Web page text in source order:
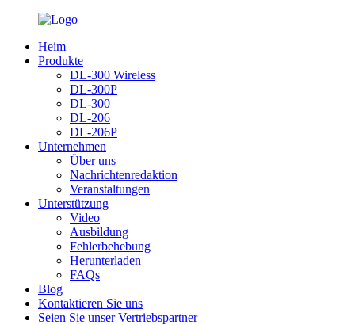
Heim
Produkte
DL-300 Wireless
DL-300P
DL-300
DL-206
DL-206P
Unternehmen
Über uns
Nachrichtenredaktion
Veranstaltungen
Unterstützung
Video
Ausbildung
Fehlerbehebung
Herunterladen
FAQs
Blog
Kontaktieren Sie uns
Seien Sie unser Vertriebspartner